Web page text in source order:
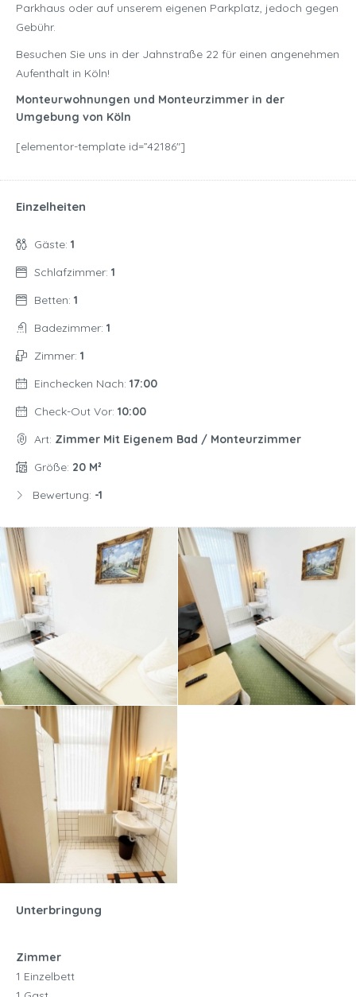
Parkhaus oder auf unserem eigenen Parkplatz, jedoch gegen
Gebühr.
Besuchen Sie uns in der Jahnstraße 22 für einen angenehmen
Aufenthalt in Köln!
Monteurwohnungen und Monteurzimmer in der
Umgebung von Köln
[elementor-template id=”42186″]
Einzelheiten
Gäste: 1
Schlafzimmer: 1
Betten: 1
Badezimmer: 1
Zimmer: 1
Einchecken Nach: 17:00
Check-Out Vor: 10:00
Art: Zimmer Mit Eigenem Bad / Monteurzimmer
Größe: 20 M²
Bewertung: -1
Unterbringung
Zimmer
1 Einzelbett